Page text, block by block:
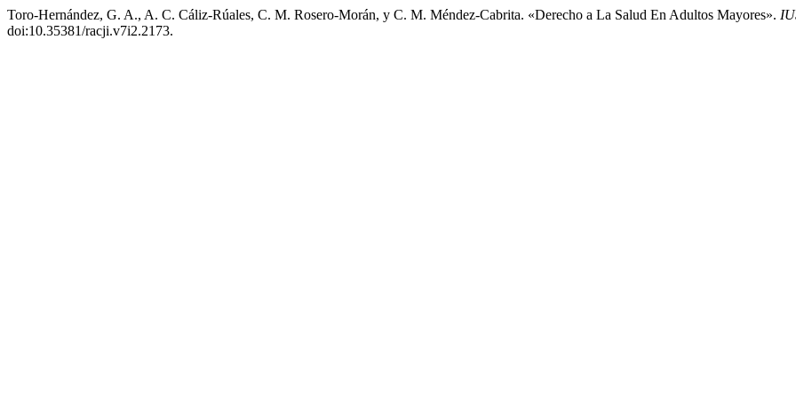
Toro-Hernández, G. A., A. C. Cáliz-Rúales, C. M. Rosero-Morán, y C. M. Méndez-Cabrita. «Derecho a La Salud En Adultos Mayores».
doi:10.35381/racji.v7i2.2173.